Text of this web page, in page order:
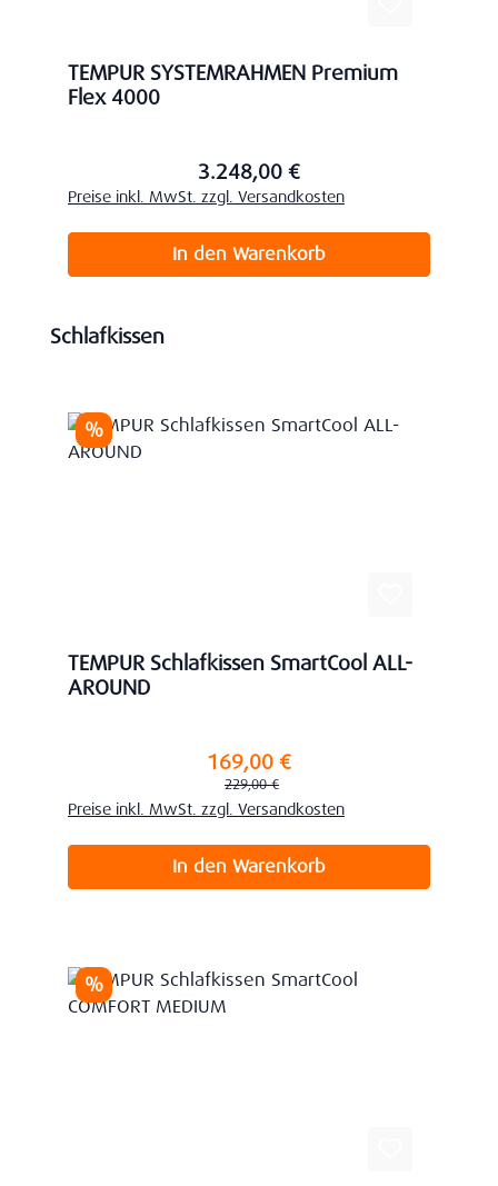
TEMPUR SYSTEMRAHMEN Premium
Flex 4000
Regulärer Preis:3.248,00 €
Preise inkl. MwSt. zzgl. Versandkosten
In den Warenkorb
Produktgalerie überspringen
Schlafkissen
Rabatt
%
TEMPUR Schlafkissen SmartCool ALL-
AROUND
169,00 €
Regulärer Preis:
229,00 €
Preise inkl. MwSt. zzgl. Versandkosten
In den Warenkorb
Rabatt
%